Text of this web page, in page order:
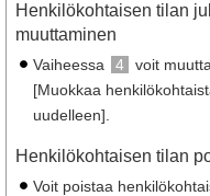
Henkilökohtaisen tilan
muuttaminen
Vaiheessa 4
voit
[Muokkaa
uudelleen].
Henkilökohtaisen tilan
Voit poistaa